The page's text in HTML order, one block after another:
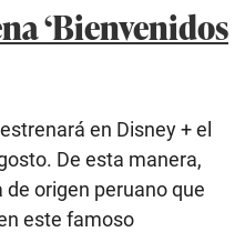
‘Bienvenidos
en Disney + el
De esta manera,
origen peruano que
este famoso